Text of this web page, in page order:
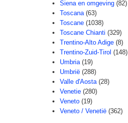
Siena en omgeving (82)
Toscana (63)
Toscane (1038)
Toscane Chianti (329)
Trentino-Alto Adige (8)
Trentino-Zuid-Tirol (148)
Umbria (19)
Umbrië (288)
Valle d'Aosta (28)
Venetie (280)
Veneto (19)
Veneto / Venetië (362)